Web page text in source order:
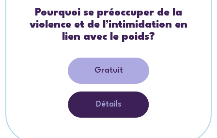
Pourquoi se préoccuper de la
violence et de l’intimidation en
lien avec le poids?
Gratuit
Détails